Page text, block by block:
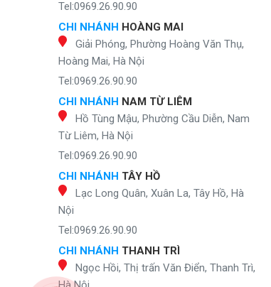
Tel:0969.26.90.90
CHI NHÁNH HOÀNG MAI
Giải Phóng, Phường Hoàng Văn Thụ,
Hoàng Mai, Hà Nội
Tel:0969.26.90.90
CHI NHÁNH NAM TỪ LIÊM
Hồ Tùng Mậu, Phường Cầu Diễn, Nam
Từ Liêm, Hà Nội
Tel:0969.26.90.90
CHI NHÁNH TÂY HỒ
Lạc Long Quân, Xuân La, Tây Hồ, Hà
Nội
Tel:0969.26.90.90
CHI NHÁNH THANH TRÌ
Ngọc Hồi, Thị trấn Văn Điển, Thanh Trì,